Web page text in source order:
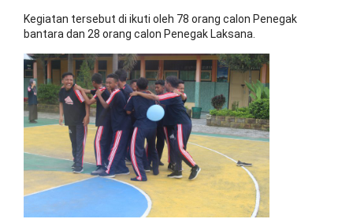
Kegiatan tersebut di ikuti oleh 78 orang calon Penegak
bantara dan 28 orang calon Penegak Laksana.